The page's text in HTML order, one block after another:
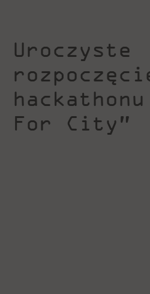
Uroczyste
For City”